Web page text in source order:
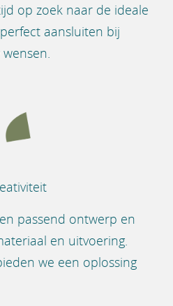
op zoek naar de ideale
aansluiten bij
wensen.
passend ontwerp en
en uitvoering.
we een oplossing